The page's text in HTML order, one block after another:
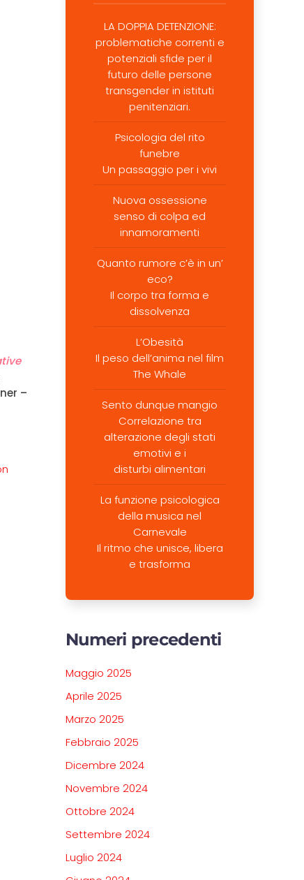
–
LA DOPPIA DETENZIONE:
problematiche correnti e
potenziali sfide per il
futuro delle persone
transgender in istituti
penitenziari.
Psicologia del rito
funebre
Un passaggio per i vivi
Nuova ossessione
senso di colpa ed
innamoramenti
Quanto rumore c’è in un’
eco?
Il corpo tra forma e
dissolvenza
L’Obesità
Il peso dell’anima nel film
The Whale
Sento dunque mangio
Correlazione tra
alterazione degli stati
emotivi e i
disturbi alimentari
La funzione psicologica
della musica nel
Carnevale
Il ritmo che unisce, libera
e trasforma
Numeri precedenti
Maggio 2025
Aprile 2025
Marzo 2025
Febbraio 2025
Dicembre 2024
Novembre 2024
Ottobre 2024
Settembre 2024
Luglio 2024